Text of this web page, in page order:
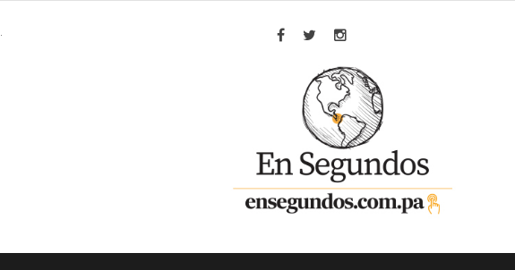
Facebook
TwitterInstagram